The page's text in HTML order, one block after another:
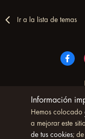
Ir a la lista de temas
© Copyright
Información
Hemos colocado
a mejorar este
de tus cookies;